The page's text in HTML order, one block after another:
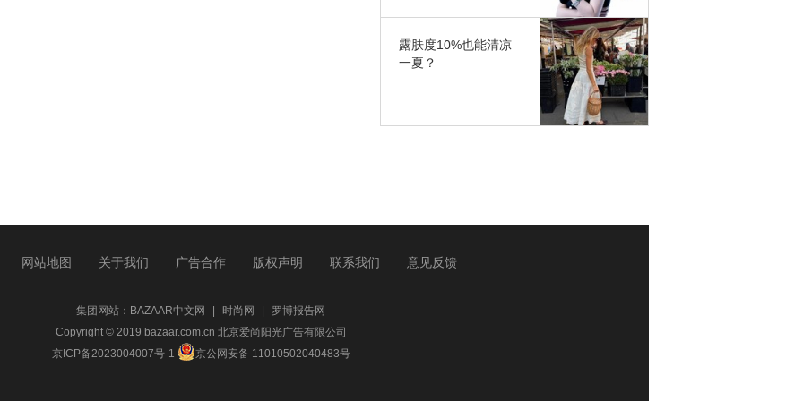
露肤度10%也能清凉
一夏？
网站地图 关于我们 广告合作 版权声明 联系我们 意见反馈
集团网站： BAZAAR中文网 时尚网
罗博报告网
Copyright © 2019 bazaar.com.cn 北京爱尚阳光广告有限公司
京ICP备2023004007号-1
京公网安备 11010502040483号